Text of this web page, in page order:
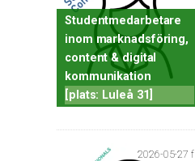
Studentmedarbetare
inom marknadsföring,
content & digital
kommunikation
[plats: Luleå 31]
2026-05-27 f